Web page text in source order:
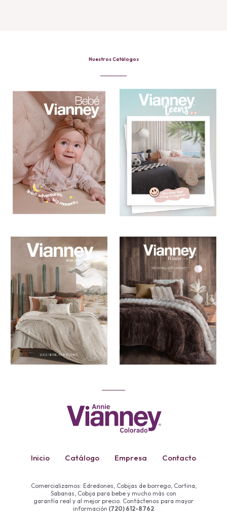
Nuestros Catálogos
Inicio Catálogo Empresa Contacto
Comercializamos: Edredones, Cobijas de borrego, Cortina,
Sabanas, Cobija para bebe y mucho más con
garantía real y al mejor precio. Contáctenos para mayor
información (720) 612-8762